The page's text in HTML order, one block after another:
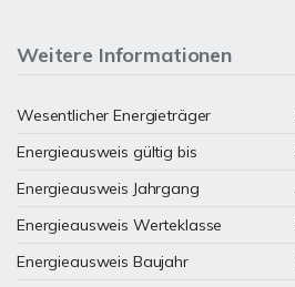
Weitere Informationen
Wesentlicher Energieträger
Energieausweis gültig bis
Energieausweis Jahrgang
Energieausweis Werteklasse
Energieausweis Baujahr